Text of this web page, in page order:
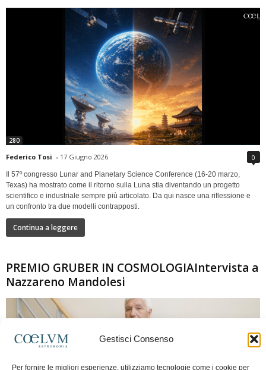
Gestisci Consenso
Per fornire le migliori esperienze, utilizziamo tecnologie come i cookie per
280
Federico Tosi - 17 Giugno 2026 0
Il 57º congresso Lunar and Planetary Science Conference (16-20 marzo,
Texas) ha mostrato come il ritorno sulla Luna stia diventando un progetto
scientifico e industriale sempre più articolato. Da qui nasce una riflessione e
un confronto tra due modelli contrapposti.
Continua a leggere
PREMIO GRUBER IN COSMOLOGIAIntervista a
Nazzareno Mandolesi